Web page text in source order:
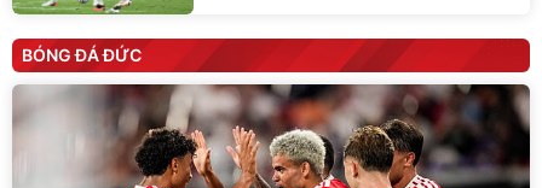
BÓNG ĐÁ ĐỨC